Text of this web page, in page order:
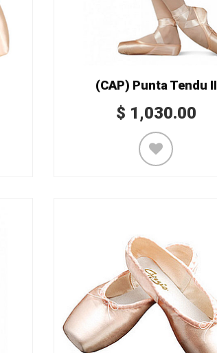
(CAP) Punta Tendu II
$ 1,030.00